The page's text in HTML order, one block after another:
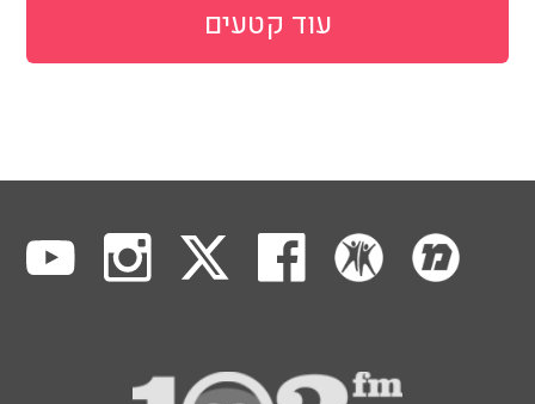
עוד קטעים